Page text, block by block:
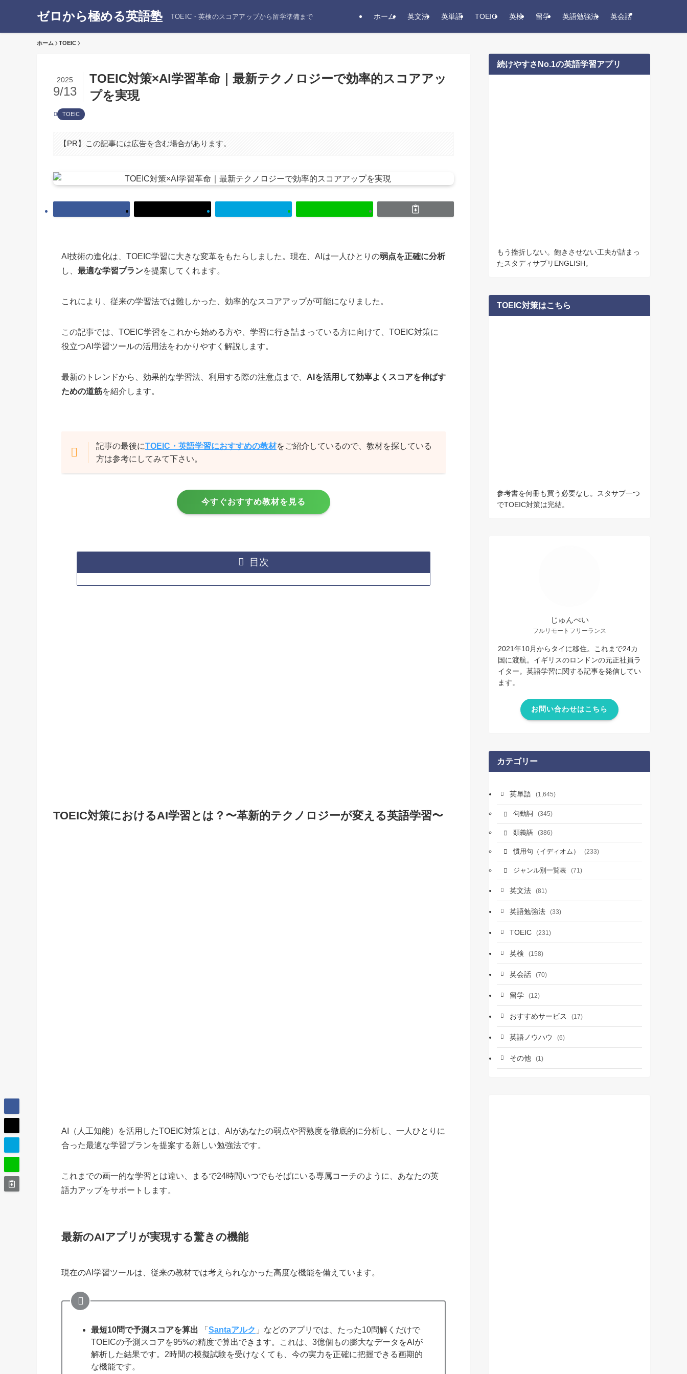
ゼロから極める英語塾 TOEIC・英検のスコアアップから留学準備まで ホーム 英文法 英単語 TOEIC 英検 留学 英語勉強法 英会話
ホーム TOEIC
TOEIC対策×AI学習革命｜最新テクノロジーで効率的スコアアッ
プを実現
2025
9/13
TOEIC
【PR】この記事には広告を含む場合があります。
AI技術の進化は、TOEIC学習に大きな変革をもたらしました。現在、AIは一人ひとりの弱点を正確に分析
し、 最適な学習プランを提案してくれます。
これにより、従来の学習法では難しかった、効率的なスコアアップが可能になりました。
この記事では、TOEIC学習をこれから始める方や、学習に行き詰まっている方に向けて、TOEIC対策に
役立つAI学習ツールの活用法をわかりやすく解説します。
最新のトレンドから、効果的な学習法、利用する際の注意点まで、 AIを活用して効率よくスコアを伸ばす
ための道筋を紹介します。
記事の最後にTOEIC・英語学習におすすめの教材をご紹介しているので、教材を探している
方は参考にしてみて下さい。
今すぐおすすめ教材を見る
目次
TOEIC対策におけるAI学習とは？〜革新的テクノロジーが変える英語学習〜
AI（人工知能）を活用したTOEIC対策とは、AIがあなたの弱点や習熟度を徹底的に分析し、一人ひとりに
合った最適な学習プランを提案する新しい勉強法です。
これまでの画一的な学習とは違い、まるで24時間いつでもそばにいる専属コーチのように、あなたの英
語力アップをサポートします。
最新のAIアプリが実現する驚きの機能
現在のAI学習ツールは、従来の教材では考えられなかった高度な機能を備えています。
最短10問で予測スコアを算出 「 Santaアルク 」などのアプリでは、たった10問解くだけで
TOEICの予測スコアを95%の精度で算出できます。これは、3億個もの膨大なデータをAIが
解析した結果です。2時間の模擬試験を受けなくても、今の実力を正確に把握できる画期的
な機能です。
続けやすさNo.1の英語学習アプリ
もう挫折しない。飽きさせない工夫が詰まっ
たスタディサプリENGLISH。
TOEIC対策はこちら
参考書を何冊も買う必要なし。スタサプ一つ
でTOEIC対策は完結。
じゅんぺい
フルリモートフリーランス
2021年10月からタイに移住。これまで24カ
国に渡航。イギリスのロンドンの元正社員ラ
イター。英語学習に関する記事を発信してい
ます。
お問い合わせはこちら
カテゴリー
英単語 (1,645)
句動詞 (345)
類義語 (386)
慣用句（イディオム） (233)
ジャンル別一覧表 (71)
英文法 (81)
英語勉強法 (33)
TOEIC (231)
英検 (158)
英会話 (70)
留学 (12)
おすすめサービス (17)
英語ノウハウ (6)
その他 (1)